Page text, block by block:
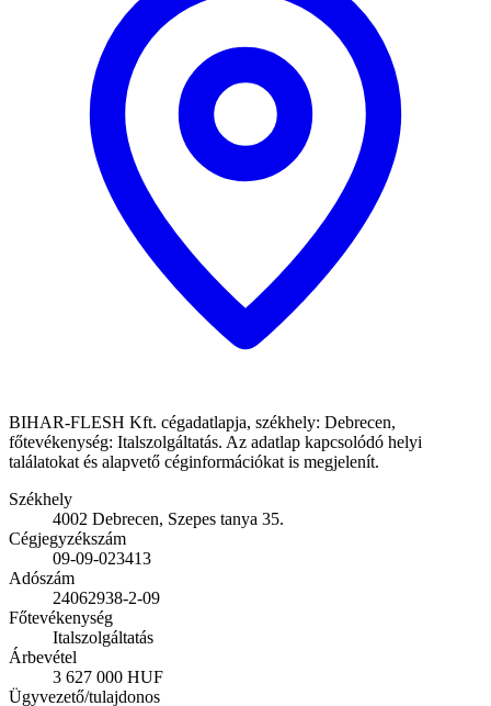
BIHAR-FLESH Kft. cégadatlapja, székhely: Debrecen,
főtevékenység: Italszolgáltatás. Az adatlap kapcsolódó helyi
találatokat és alapvető céginformációkat is megjelenít.
Székhely
4002 Debrecen, Szepes tanya 35.
Cégjegyzékszám
09-09-023413
Adószám
24062938-2-09
Főtevékenység
Italszolgáltatás
Árbevétel
3 627 000 HUF
Ügyvezető/tulajdonos